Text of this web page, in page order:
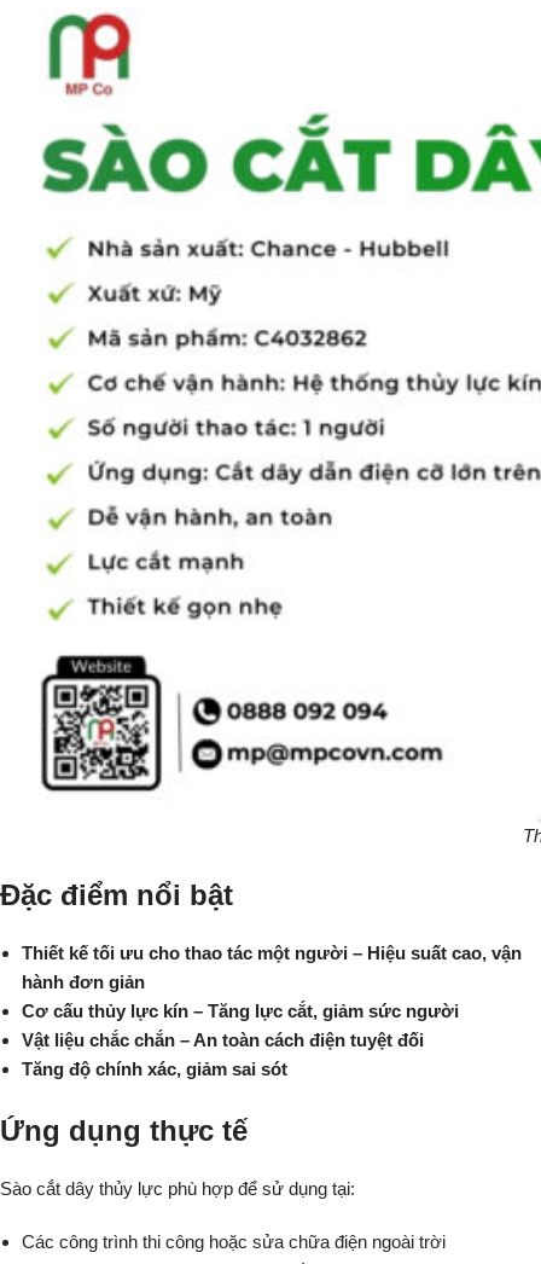
Đặc điểm nổi bật
Thiết kế tối ưu cho thao tác một người – Hiệu suất cao, vận
hành đơn giản
Cơ cấu thủy lực kín – Tăng lực cắt, giảm sức người
Vật liệu chắc chắn – An toàn cách điện tuyệt đối
Tăng độ chính xác, giảm sai sót
Ứng dụng thực tế
Sào cắt dây thủy lực phù hợp để sử dụng tại:
Các công trình thi công hoặc sửa chữa điện ngoài trời